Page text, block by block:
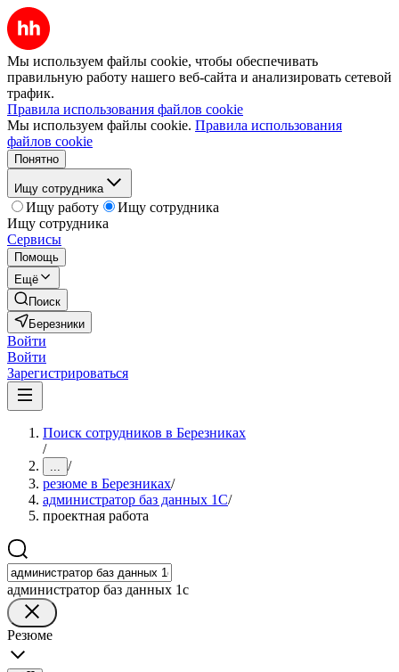
Мы используем файлы cookie, чтобы обеспечивать
правильную работу нашего веб-сайта и анализировать сетевой
трафик.
Правила использования файлов cookie
Мы используем файлы cookie. Правила использования
файлов cookie
Понятно
Ищу сотрудника
Ищу работу
Ищу сотрудника
Ищу сотрудника
Сервисы
Помощь
Ещё
Поиск
Березники
Войти
Войти
Зарегистрироваться
Поиск сотрудников в Березниках
/
... /
резюме в Березниках/
администратор баз данных 1С/
проектная работа
администратор баз данных 1с
Резюме